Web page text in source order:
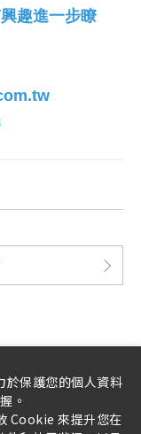
趣進一步瞭
於保護您的個人資料
。
Cookie 來提升您在